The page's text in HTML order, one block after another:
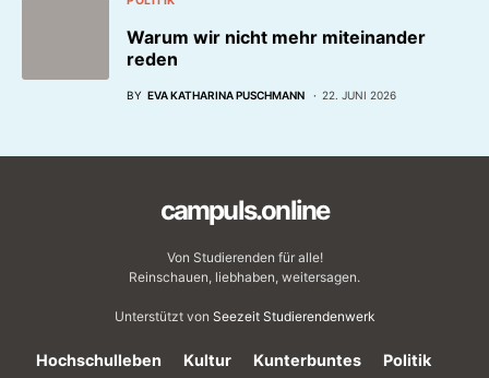
Warum wir nicht mehr miteinander
reden
BY EVA KATHARINA PUSCHMANN 22. JUNI 2026
campuls.online
Von Studierenden für alle!
Reinschauen, liebhaben, weitersagen.
Unterstützt von Seezeit Studierendenwerk
Hochschulleben Kultur Kunterbuntes Politik